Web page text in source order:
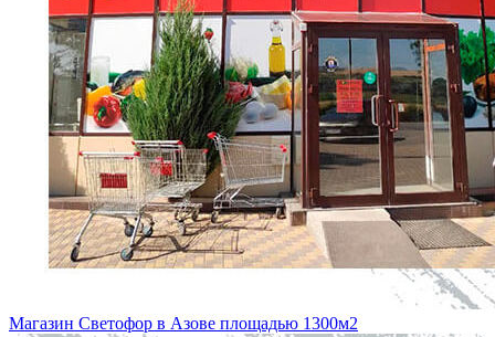
Магазин Светофор в Азове площадью 1300м2